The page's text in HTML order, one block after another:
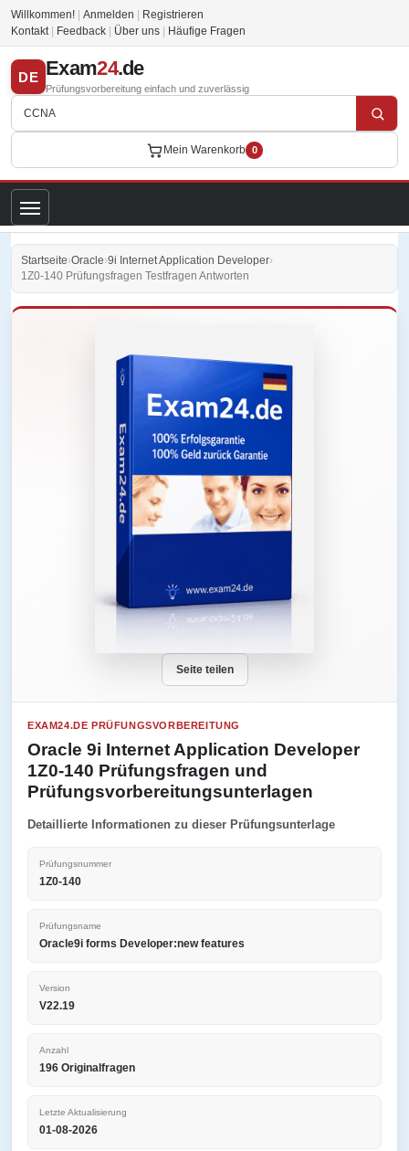
Willkommen! Anmelden
Registrieren
Kontakt
Feedback Über uns Häufige Fragen
DE Exam24.de
Prüfungsvorbereitung einfach und zuverlässig
Mein Warenkorb 0
Startseite›Oracle›9i Internet Application Developer›
1Z0-140 Prüfungsfragen Testfragen Antworten
Seite teilen
EXAM24.DE PRÜFUNGSVORBEREITUNG
Oracle 9i Internet Application Developer
1Z0-140 Prüfungsfragen und
Prüfungsvorbereitungsunterlagen
Detaillierte Informationen zu dieser Prüfungsunterlage
Prüfungsnummer
1Z0-140
Prüfungsname
Oracle9i forms Developer:new features
Version
V22.19
Anzahl
196 Originalfragen
Letzte Aktualisierung
01-08-2026